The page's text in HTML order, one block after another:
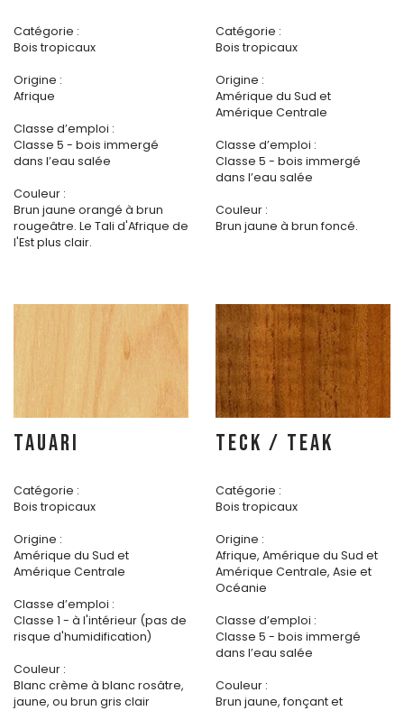
Catégorie :
Bois tropicaux
Origine :
Afrique
Classe d’emploi :
Classe 5 - bois immergé
dans l’eau salée
Couleur :
Brun jaune orangé à brun
rougeâtre. Le Tali d'Afrique de
l'Est plus clair.
Catégorie :
Bois tropicaux
Origine :
Amérique du Sud et
Amérique Centrale
Classe d’emploi :
Classe 5 - bois immergé
dans l’eau salée
Couleur :
Brun jaune à brun foncé.
TAUARI
Catégorie :
Bois tropicaux
Origine :
Amérique du Sud et
Amérique Centrale
Classe d’emploi :
Classe 1 - à l'intérieur (pas de
risque d'humidification)
Couleur :
Blanc crème à blanc rosâtre,
jaune, ou brun gris clair
TECK / TEAK
Catégorie :
Bois tropicaux
Origine :
Afrique, Amérique du Sud et
Amérique Centrale, Asie et
Océanie
Classe d’emploi :
Classe 5 - bois immergé
dans l’eau salée
Couleur :
Brun jaune, fonçant et